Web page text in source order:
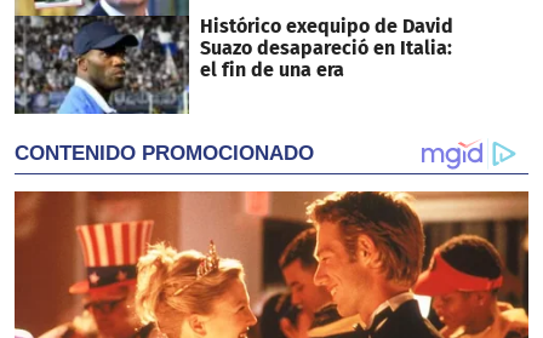
Histórico exequipo de David
Suazo desapareció en Italia:
el fin de una era